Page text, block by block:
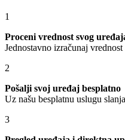
1
Proceni vrednost svog
Jednostavno izračunaj
2
Pošalji svoj uređaj besplatno
Uz našu besplatnu uslugu
3